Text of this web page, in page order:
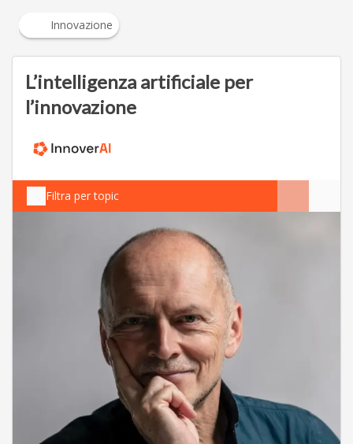
Innovazione
L’intelligenza artificiale per
l’innovazione
Filtra per topic